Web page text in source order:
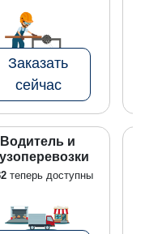
Заказать
сейчас
Водитель и
теперь доступны